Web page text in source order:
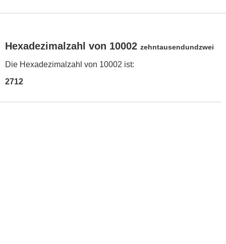
Hexadezimalzahl von 10002 zehntausendundzwei
Die Hexadezimalzahl von 10002 ist:
2712